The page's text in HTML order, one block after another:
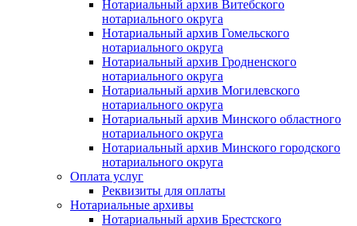
Нотариальный архив Витебского
нотариального округа
Нотариальный архив Гомельского
нотариального округа
Нотариальный архив Гродненского
нотариального округа
Нотариальный архив Могилевского
нотариального округа
Нотариальный архив Минского областного
нотариального округа
Нотариальный архив Минского городского
нотариального округа
Оплата услуг
Реквизиты для оплаты
Нотариальные архивы
Нотариальный архив Брестского